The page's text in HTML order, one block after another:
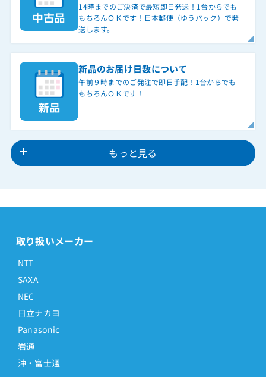
14時までのご決済で最短即日発送！1台からでも
もちろんＯＫです！日本郵便（ゆうパック）で発
送します。
新品のお届け日数について
午前９時までのご発注で即日手配！1台からでも
もちろんＯＫです！
もっと見る
取り扱いメーカー
NTT
SAXA
NEC
日立ナカヨ
Panasonic
岩通
沖・富士通